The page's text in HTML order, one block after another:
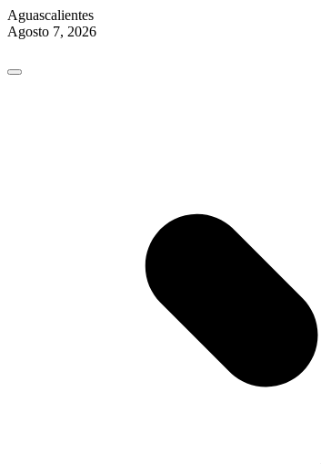
Aguascalientes
Agosto 7, 2026
content